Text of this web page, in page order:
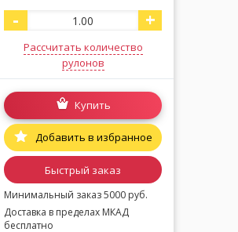
- +
Рассчитать количество
рулонов
Купить
Добавить в избранное
Быстрый заказ
Минимальный заказ 5000 руб.
Доставка в пределах МКАД
бесплатно